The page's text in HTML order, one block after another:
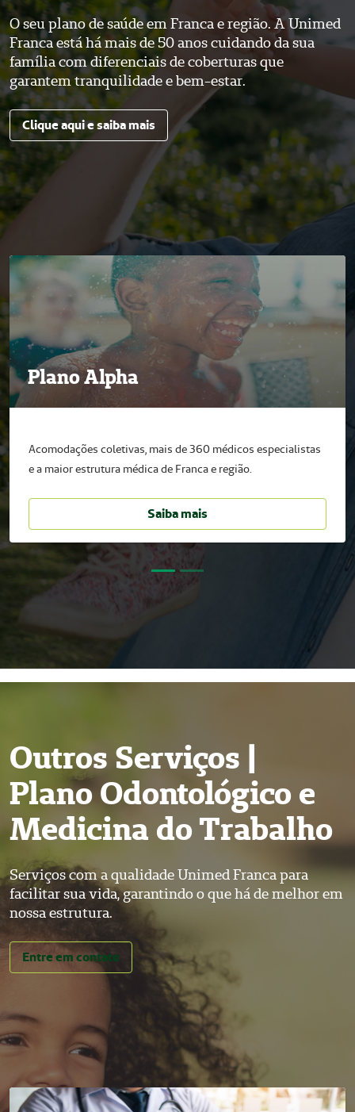
O seu plano de saúde em Franca e região. A Unimed
Franca está há mais de 50 anos cuidando da sua
família com diferenciais de coberturas que
garantem tranquilidade e bem-estar.
Clique aqui e saiba mais
Plano Alpha
Acomodações coletivas, mais de 360 médicos especialistas
e a maior estrutura médica de Franca e região.
Saiba mais
Outros Serviços |
Plano Odontológico e
Medicina do Trabalho
Serviços com a qualidade Unimed Franca para
facilitar sua vida, garantindo o que há de melhor em
nossa estrutura.
Entre em contato